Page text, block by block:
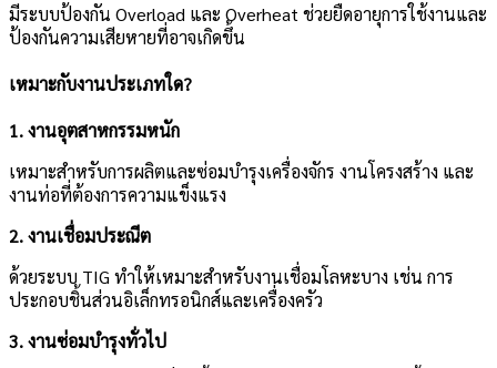
มีระบบป้องกัน Overload และ Overheat ช่วยยืดอายุการใช้งานและ
ป้องกันความเสียหายที่อาจเกิดขึ้น
เหมาะกับงานประเภทใด?
1. งานอุตสาหกรรมหนัก
เหมาะสำหรับการผลิตและซ่อมบำรุงเครื่องจักร งานโครงสร้าง และ
งานท่อที่ต้องการความแข็งแรง
2. งานเชื่อมประณีต
ด้วยระบบ TIG ทำให้เหมาะสำหรับงานเชื่อมโลหะบาง เช่น การ
ประกอบชิ้นส่วนอิเล็กทรอนิกส์และเครื่องครัว
3. งานซ่อมบำรุงทั่วไป